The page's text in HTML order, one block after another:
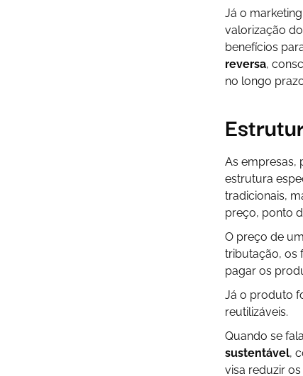
Já o
valorização
benefícios
reversa,
no longo
As empresas,
estrutura
tradicionais,
preço, ponto
O preço de
tributação, os
pagar os
Já o produto
reutilizáveis.
Quando se
sustentável,
visa reduzir